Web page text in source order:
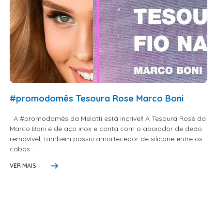
FINALIZADORES
LAMINAS E PENTES MAQUINA
PENTES
POMADAS + GEL
SHAMPOO MANUTENÇÃO
CABELO
ACESSORIOS CABELO
#promodomês Tesoura Rose Marco Boni
A #promodomês da Melatti está incrível! A Tesoura Rosé da
Marco Boni é de aço inox e conta com o apoiador de dedo
removível, também possui amortecedor de silicone entre os
cabos....
VER MAIS